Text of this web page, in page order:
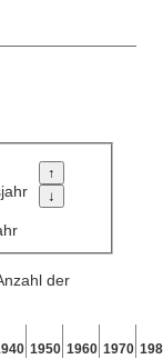
der
1950 1960 1970